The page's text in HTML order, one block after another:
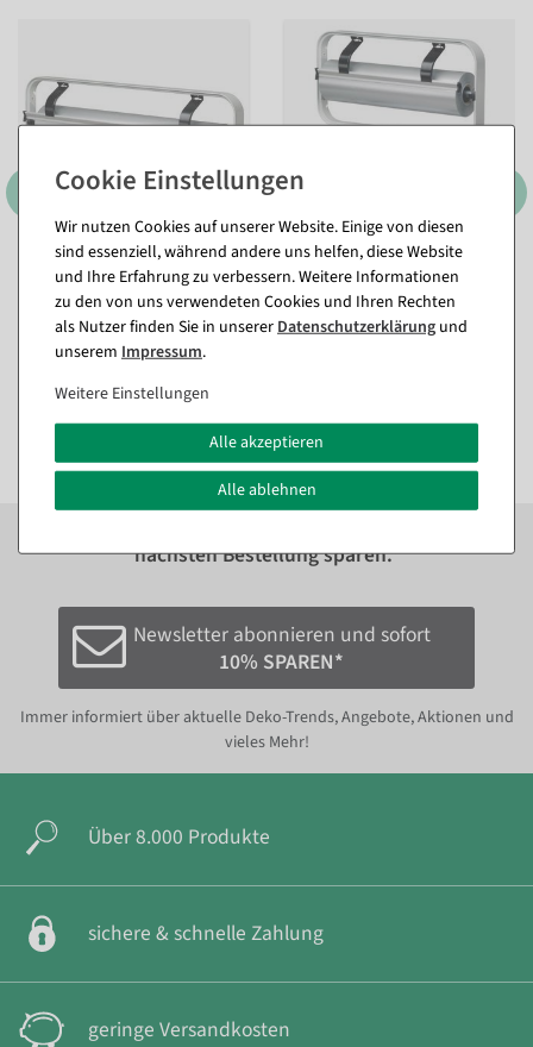
Aufsatzabroller "Standard"
Rollenbreite 75 cm
Sofort versandfähig.
99,00 EUR zzgl. ges. MwSt.
Aufsatzabroller "Standard"
Rollenbreite 50 cm
Versandfähig in ca. 2-3
Wochen
nächsten Bestellung sparen.*
Newsletter abonnieren und sofort
10% SPAREN*
Immer informiert über aktuelle Deko-Trends, Angebote, Aktionen und
vieles Mehr!
Über 8.000 Produkte
sichere & schnelle Zahlung
geringe Versandkosten
Wir nutzen Cookies auf unserer Website. Einige von diesen
sind essenziell, während andere uns helfen, diese Website
und Ihre Erfahrung zu verbessern. Weitere Informationen
zu den von uns verwendeten Cookies und Ihren Rechten
als Nutzer finden Sie in unsererDaten­schutz­erklärung und
unserem Impressum.
Weitere Einstellungen
Alle akzeptieren
Alle ablehnen